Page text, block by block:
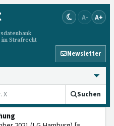
Strafrecht
A- A+
Newsletter
Suchen